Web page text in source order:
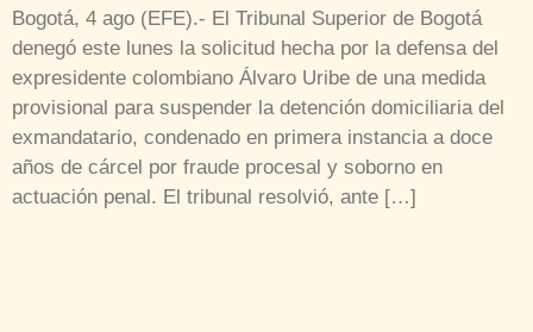
Bogotá, 4 ago (EFE).- El Tribunal Superior de Bogotá
denegó este lunes la solicitud hecha por la defensa del
expresidente colombiano Álvaro Uribe de una medida
provisional para suspender la detención domiciliaria del
exmandatario, condenado en primera instancia a doce
años de cárcel por fraude procesal y soborno en
actuación penal. El tribunal resolvió, ante […]